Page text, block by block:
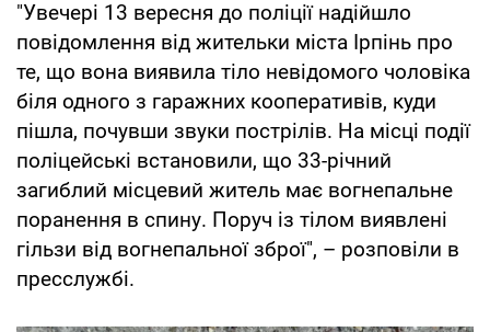
"Увечері 13 вересня до поліції надійшло
повідомлення від жительки міста Ірпінь про
те, що вона виявила тіло невідомого чоловіка
біля одного з гаражних кооперативів, куди
пішла, почувши звуки пострілів. На місці події
поліцейські встановили, що 33-річний
загиблий місцевий житель має вогнепальне
поранення в спину. Поруч із тілом виявлені
гільзи від вогнепальної зброї", – розповіли в
пресслужбі.